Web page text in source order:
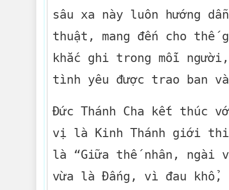
sâu xa này luôn hướng
thuật, mang đến cho thế
khắc ghi trong mỗi
tình yêu được trao ban
Đức Thánh Cha kết thúc
vị là Kinh Thánh giới
là “Giữa thế nhân, ngài
vừa là Đấng, vì đau khổ,